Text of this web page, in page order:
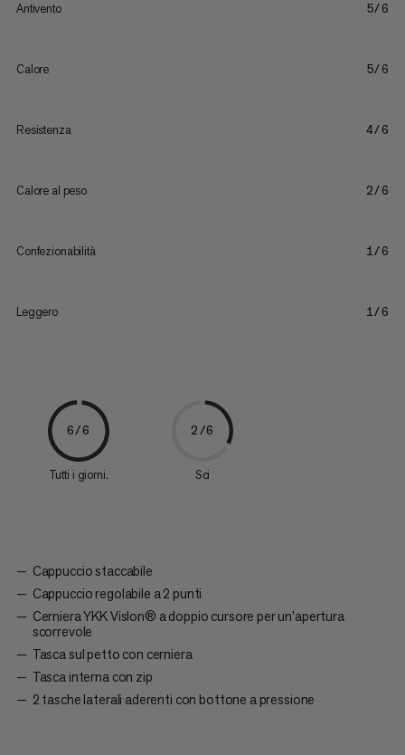
Antivento 5/6
Calore 5/6
Resistenza 4/6
Calore al peso 2/6
Confezionabilità 1/6
Leggero 1/6
6/6
Tutti i giorni.
2/6
Sci
Cappuccio staccabile
Cappuccio regolabile a 2 punti
Cerniera YKK Vislon® a doppio cursore per un'apertura
scorrevole
Tasca sul petto con cerniera
Tasca interna con zip
2 tasche laterali aderenti con bottone a pressione